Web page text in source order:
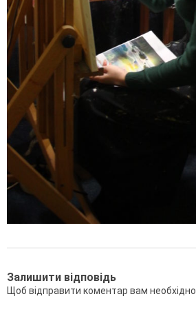
Залишити відповідь
Щоб відправити коментар вам необхідно